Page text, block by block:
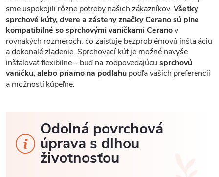
sme uspokojili rôzne potreby našich zákazníkov. Všetky
sprchové kúty, dvere a zásteny značky Cerano sú plne
kompatibilné so sprchovými vaničkami Ceranov
rovnakých rozmeroch, čo zaisťuje bezproblémovú inštaláciu
a dokonalé zladenie. Sprchovací kút je možné navyše
inštalovať flexibilne – buď na zodpovedajúcu sprchovú
vaničku, alebo priamo na podlahu podľa vašich preferencií
a možností kúpeľne.
Odolná povrchová
úprava s dlhou
životnosťou